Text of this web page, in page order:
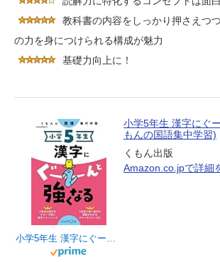
教科書の内容をしっかり押さえつ
の力を身につけられる構成が魅力
基礎力向上に！
小学5年生 漢字にぐーんと強くなる (くもんの国語集中学習)
小学5年生 漢字にぐ
もんの国語集中学習)
くもん出版
Amazon.co.jpで詳細